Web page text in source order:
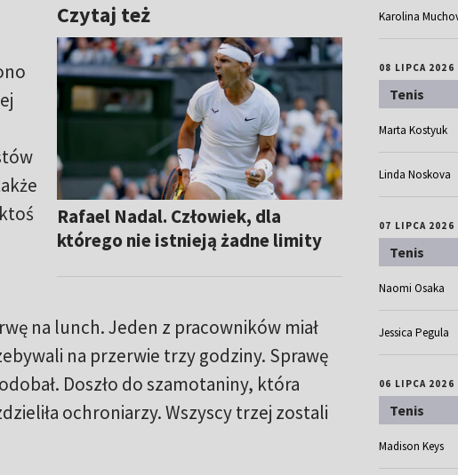
Czytaj też
Rafael Nadal. Człowiek, dla
którego nie istnieją żadne limity
na lunch. Jeden z pracowników miał
na przerwie trzy godziny. Sprawę
Doszło do szamotaniny, która
ochroniarzy. Wszyscy trzej zostali
Karolina
08 LIPCA 2026
Tenis
Marta Kostyuk
Linda Noskova
07 LIPCA 2026
Tenis
Naomi Osaka
Jessica Pegula
06 LIPCA 2026
Tenis
Madison Keys